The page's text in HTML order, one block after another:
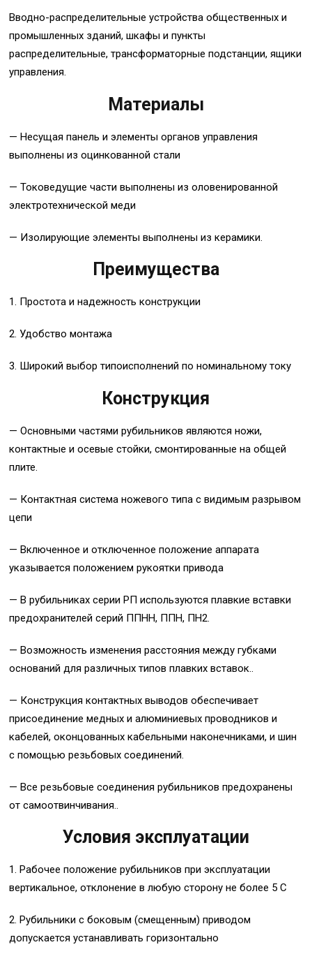
Вводно-распределительные устройства общественных и
промышленных зданий, шкафы и пункты
распределительные, трансформаторные подстанции, ящики
управления.
Материалы
— Несущая панель и элементы органов управления
выполнены из оцинкованной стали
— Токоведущие части выполнены из оловенированной
электротехнической меди
— Изолирующие элементы выполнены из керамики.
Преимущества
1. Простота и надежность конструкции
2. Удобство монтажа
3. Широкий выбор типоисполнений по номинальному току
Конструкция
— Основными частями рубильников являются ножи,
контактные и осевые стойки, смонтированные на общей
плите.
— Контактная система ножевого типа с видимым разрывом
цепи
— Включенное и отключенное положение аппарата
указывается положением рукоятки привода
— В рубильниках серии РП используются плавкие вставки
предохранителей серий ППНН, ППН, ПН2.
— Возможность изменения расстояния между губками
оснований для различных типов плавких вставок..
— Конструкция контактных выводов обеспечивает
присоединение медных и алюминиевых проводников и
кабелей, оконцованных кабельными наконечниками, и шин
с помощью резьбовых соединений.
— Все резьбовые соединения рубильников предохранены
от самоотвинчивания..
Условия эксплуатации
1. Рабочее положение рубильников при эксплуатации
вертикальное, отклонение в любую сторону не более 5 С
2. Рубильники с боковым (смещенным) приводом
допускается устанавливать горизонтально